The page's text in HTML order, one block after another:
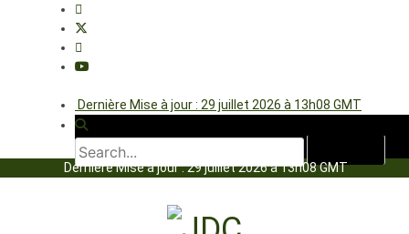
Dernière Mise à jour : 29 juillet 2026 à 13h08 GMT
Dernière Mise à jour : 29 juillet 2026 à 13h08 GMT